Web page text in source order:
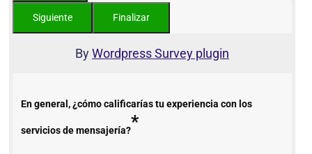
ByWordpress Survey plugin
En general, ¿cómo calificarías tu experiencia con los
servicios de mensajería?*